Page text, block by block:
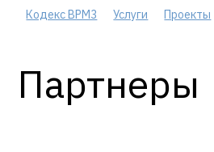
Кодекс BPM3 Услуги Проекты
Партнеры